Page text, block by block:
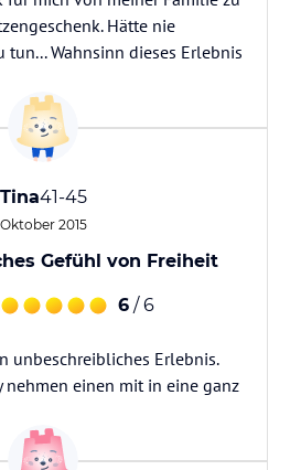
Hätte nie
tun... Wahnsinn dieses Erlebnis
Tina41-45
Oktober 2015
Gefühl von Freiheit
6 / 6
unbeschreibliches Erlebnis.
nehmen einen mit in eine ganz